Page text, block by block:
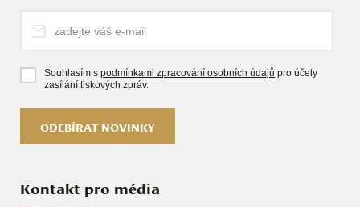
Souhlasím spodmínkami zpracování osobních údajů pro účely
zasílání tiskových zpráv.
ODEBÍRAT NOVINKY
Kontakt pro média